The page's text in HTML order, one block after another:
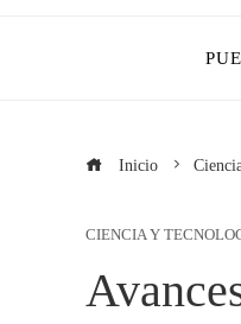
Inicio
CIENCIA Y